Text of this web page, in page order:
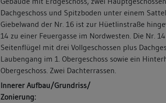
Dachgeschoss und Spitzboden unter einem
Giebelwand der Nr. 16 ist zur Hüetlinstraße
14 zu einer Feuergasse im Nordwesten. Die Nr.
Seitenflügel mit drei Vollgeschossen plus
Laubengang im 1. Obergeschoss sowie ein
Obergeschoss. Zwei Dachterrassen.
Innerer Aufbau/Grundriss/
Zonierung: